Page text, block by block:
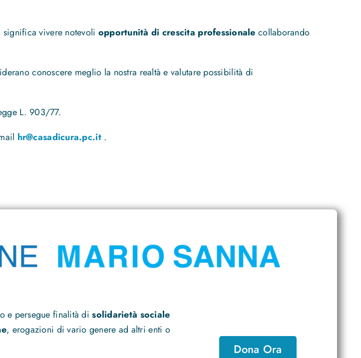
significa vivere notevoli opportunità di crescita professionale collaborando
conoscere meglio la nostra realtà e valutare possibilità di
L. 903/77.
hr@casadicura.pc.it.
e persegue finalità disolidarietà sociale
, erogazioni di vario genere ad altri enti o
Dona Ora